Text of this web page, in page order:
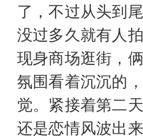
了，不过从头到
没过多久就有人
现身商场逛街，
氛围看着沉沉的
觉。紧接着第二
还是恋情风波出